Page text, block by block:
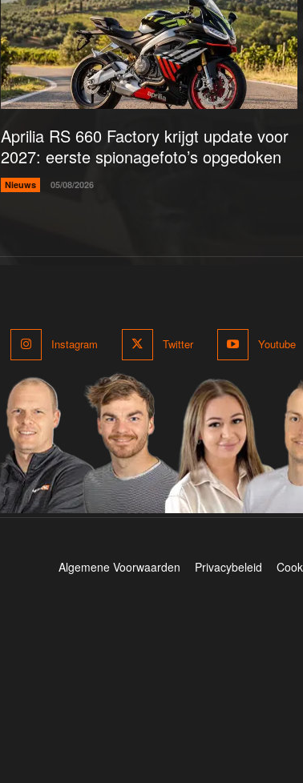
Aprilia RS 660 Factory krijgt update voor
2027: eerste spionagefoto’s opgedoken
Nieuws 05/08/2026
Instagram Twitter Youtube
Algemene Voorwaarden Privacybeleid